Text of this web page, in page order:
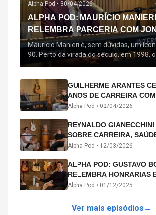
Alpha Pod • 30/04/2026
ALPHA POD: MAURÍCIO MANIERI
RELEMBRA PARCERIA COM
SECADA, ORIGEM DE "BEM
MAIS
Maurício Manieri é, sem dúvidas, um
90. Perto da virada do século, em 1998,
estreou oficialmente com o seu primeiro
acompanham até hoje, quase trinta
"Bem Querer" e "Minha Menina". Em
segue com o […]
GUILHERME ARANTES
ANOS DE CARREIRA
ÁLBUM
Alpha Pod • 02/04/2026
REYNALDO
SOBRE CARREIRA,
CAMINHOS ARTÍSTICOS
Alpha Pod • 12/03/2026
ALPHA POD: GUSTAVO
RELEMBRA HONRARIAS
MICHAEL PHELPS O
Alpha Pod • 01/12/2025
Ver mais episódios →